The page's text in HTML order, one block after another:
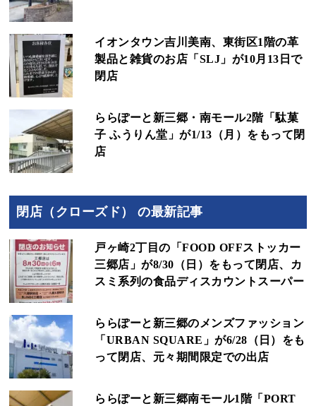
イオンタウン吉川美南、東街区1階の革
製品と雑貨のお店「SLJ」が10月13日で
閉店
ららぽーと新三郷・南モール2階「駄菓
子 ふうりん堂」が1/13（月）をもって閉
店
閉店（クローズド） の最新記事
戸ヶ崎2丁目の「FOOD OFFストッカー
三郷店」が8/30（日）をもって閉店、カ
スミ系列の食品ディスカウントスーパー
ららぽーと新三郷のメンズファッション
「URBAN SQUARE」が6/28（日）をも
って閉店、元々期間限定での出店
ららぽーと新三郷南モール1階「PORT